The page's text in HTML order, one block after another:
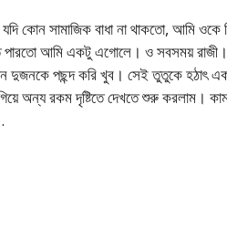
সামাজিক বাধা না থাকতো, আমি ওকে
পারতো আমি একটু এগোলে। ও সবসময়
দুজনকে পছন্দ করি খুব। সেই তুতুকে হঠাৎ
অন্য রকম দৃষ্টিতে দেখতে শুরু করলাম।